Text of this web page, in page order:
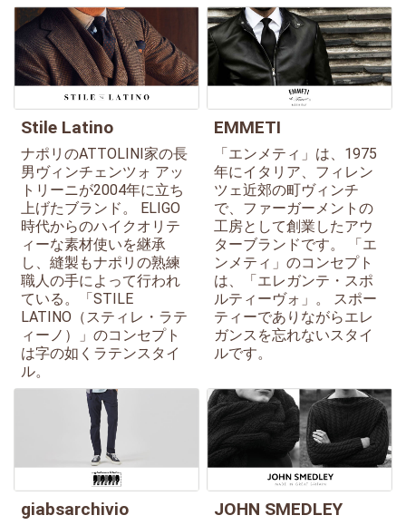
Stile Latino
ナポリのATTOLINI家の長
男ヴィンチェンツォ アッ
トリーニが2004年に立ち
上げたブランド。 ELIGO
時代からのハイクオリテ
ィーな素材使いを継承
し、縫製もナポリの熟練
職人の手によって行われ
ている。「STILE
LATINO（スティレ・ラテ
ィーノ）」のコンセプト
は字の如くラテンスタイ
ル。
EMMETI
「エンメティ」は、1975
年にイタリア、フィレン
ツェ近郊の町ヴィンチ
で、ファーガーメントの
工房として創業したアウ
ターブランドです。 「エ
ンメティ」のコンセプト
は、「エレガンテ・スポ
ルティーヴォ」。 スポー
ティーでありながらエレ
ガンスを忘れないスタイ
ルです。
giabsarchivio JOHN SMEDLEY